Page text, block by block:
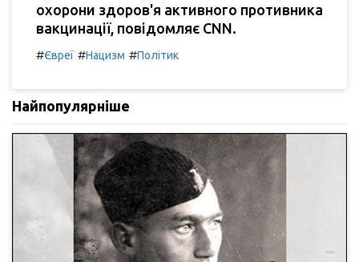
охорони здоров'я активного противника
вакцинації, повідомляє CNN.
#Євреї #Нацизм #Політик
Найпопулярніше